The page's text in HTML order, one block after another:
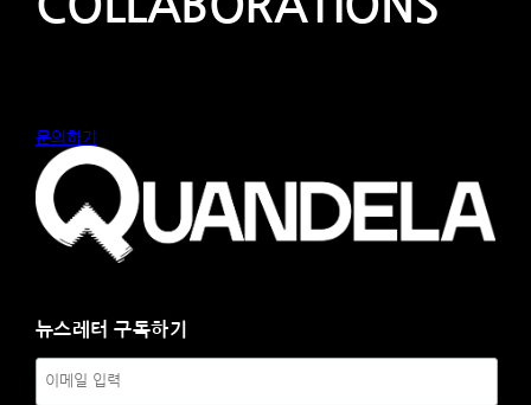
문의하기
뉴스레터 구독하기